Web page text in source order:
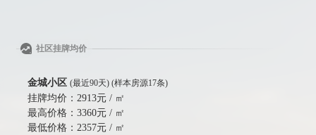
社区挂牌均价
金城小区 (最近90天) (样本房源17条)
挂牌均价： 2913元 / ㎡
最高价格：3360元 / ㎡
最低价格： 2357元 / ㎡